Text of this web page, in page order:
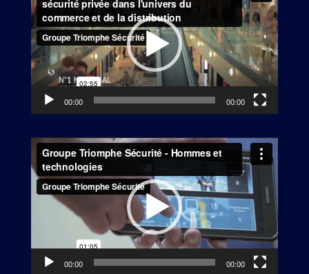
00:00 00:00
Lecteur
vidéo
00:00 00:00